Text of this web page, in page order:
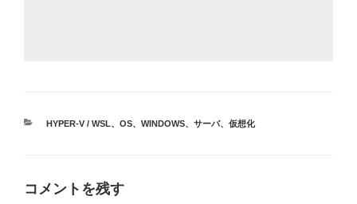
カ
HYPER-V / WSL、 OS、 WINDOWS、 サーバ、 仮想化
コメントを残す